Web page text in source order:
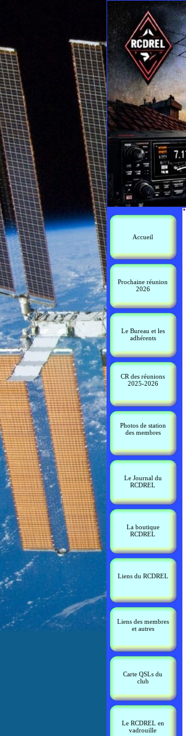
Accueil
Prochaine réunion
2026
Le Bureau et les
adhérents
CR des réunions
2025-2026
Photos de station
des membres
Le Journal du
RCDREL
La boutique
RCDREL
Liens du RCDREL
Liens des membres
et autres
Carte QSLs du
club
Le RCDREL en
vadrouille